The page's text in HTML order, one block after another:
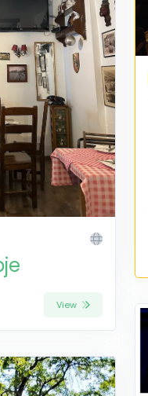
View